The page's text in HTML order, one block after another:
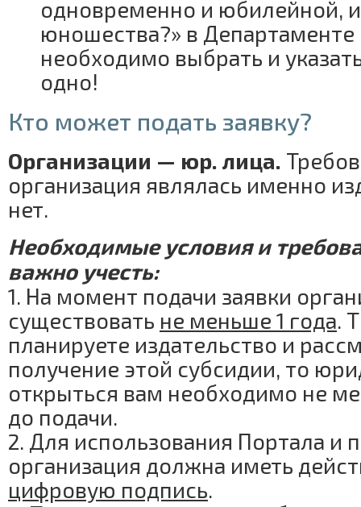
одновременно и юбилейной,
юношества?» в Департаменте
необходимо выбрать и
одно!
Кто может подать заявку?
Организации — юр. лица.
организация являлась именно
нет.
Необходимые условия и
важно учесть:
1. На момент подачи заявки
существовать не меньше 1 года.
планируете издательство и
получение этой субсидии, то
открыться вам необходимо не
до подачи.
2. Для использования Портала и
организация должна иметь
цифровую подпись.